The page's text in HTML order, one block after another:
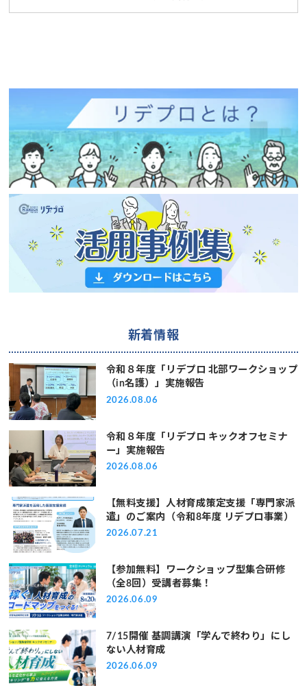
新着情報
令和８年度「リデプロ 北部ワークショップ
（in名護）」実施報告
2026.08.06
令和８年度「リデプロ キックオフセミナ
ー」実施報告
2026.08.06
【無料支援】人材育成策定支援「専門家派
遣」のご案内（令和8年度 リデプロ事業）
2026.07.21
【参加無料】ワークショップ型集合研修
（全8回）受講者募集！
2026.06.09
7/15開催 基調講演「学んで終わり」にし
ない人材育成
2026.06.09